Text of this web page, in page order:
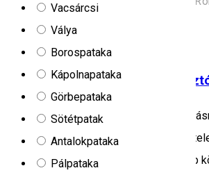
Vacsárcsi
Válya
Borospataka
Kápolnapataka
Görbepataka
Sötétpatak
Antalokpataka
Pálpataka
KempingHorgász tó
Nyitva
Kormorán - Camping és
Ha szükséged van egy kis
horgászni vagy esetleg egy finom
itt a helyed! Családias fogadtatás, szép